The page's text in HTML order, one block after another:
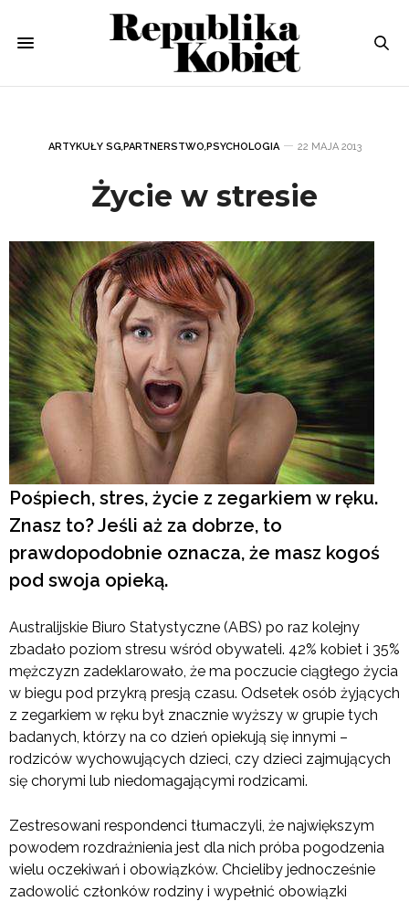
ARTYKUŁY SG,PARTNERSTWO,PSYCHOLOGIA 22 MAJA 2013
Życie w stresie
Pośpiech, stres, życie z zegarkiem w ręku.
Znasz to? Jeśli aż za dobrze, to
prawdopodobnie oznacza, że masz kogoś
pod swoja opieką.
Australijskie Biuro Statystyczne (ABS) po raz kolejny
zbadało poziom stresu wśród obywateli. 42% kobiet i 35%
mężczyzn zadeklarowało, że ma poczucie ciągłego życia
w biegu pod przykrą presją czasu. Odsetek osób żyjących
z zegarkiem w ręku był znacznie wyższy w grupie tych
badanych, którzy na co dzień opiekują się innymi –
rodziców wychowujących dzieci, czy dzieci zajmujących
się chorymi lub niedomagającymi rodzicami.
Zestresowani respondenci tłumaczyli, że największym
powodem rozdrażnienia jest dla nich próba pogodzenia
wielu oczekiwań i obowiązków. Chcieliby jednocześnie
zadowolić członków rodziny i wypełnić obowiązki